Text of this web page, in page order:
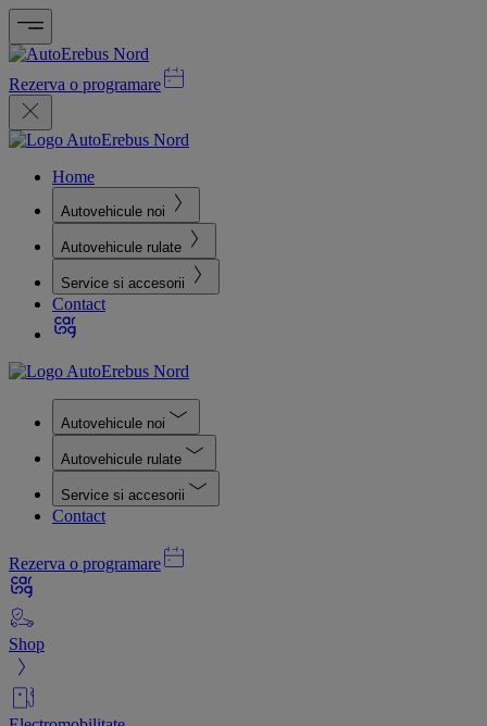
Rezerva o programare
Home
Autovehicule noi
Autovehicule rulate
Service si accesorii
Contact
Autovehicule noi
Autovehicule rulate
Service si accesorii
Contact
Rezerva o programare
Shop